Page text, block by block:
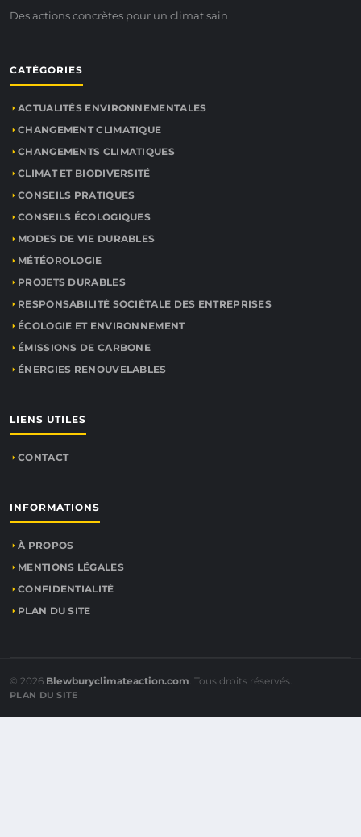
Des actions concrètes pour un climat sain
CATÉGORIES
ACTUALITÉS ENVIRONNEMENTALES
CHANGEMENT CLIMATIQUE
CHANGEMENTS CLIMATIQUES
CLIMAT ET BIODIVERSITÉ
CONSEILS PRATIQUES
CONSEILS ÉCOLOGIQUES
MODES DE VIE DURABLES
MÉTÉOROLOGIE
PROJETS DURABLES
RESPONSABILITÉ SOCIÉTALE DES ENTREPRISES
ÉCOLOGIE ET ENVIRONNEMENT
ÉMISSIONS DE CARBONE
ÉNERGIES RENOUVELABLES
LIENS UTILES
CONTACT
INFORMATIONS
À PROPOS
MENTIONS LÉGALES
CONFIDENTIALITÉ
PLAN DU SITE
© 2026 Blewburyclimateaction.com. Tous droits réservés.
PLAN DU SITE